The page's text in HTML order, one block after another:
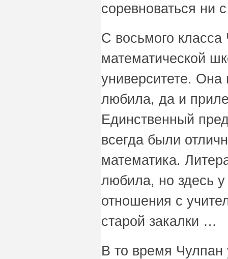
соревноваться ни
С восьмого
математической
университете. Она
любила, да и
Единственный
всегда были
математика.
любила, но здесь
отношения с
старой закалки …
В то время Чулпан